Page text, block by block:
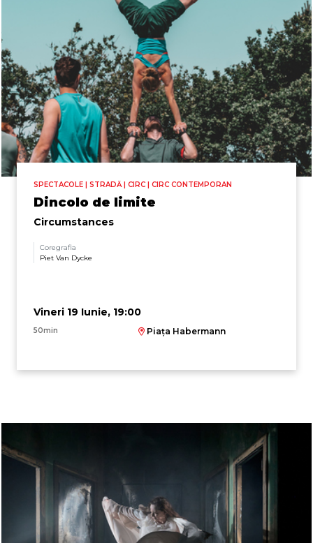
SPECTACOLE | STRADĂ | CIRC | CIRC CONTEMPORAN
Dincolo de limite
Circumstances
Coregrafia
Piet Van Dycke
Vineri 19 Iunie, 19:00
50min Piața Habermann